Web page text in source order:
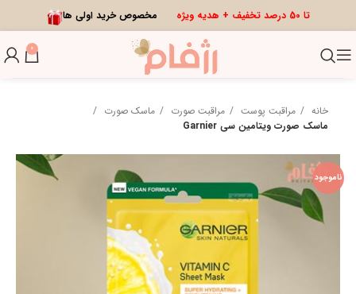
تا 50 درصد تخفیف + هدیه ویژه مخصوص خرید اولی ها
0
خانه مراقبت پوست مراقبت صورت
ماسک صورت
ماسک صورت ویتامین سی Garnier
ناموجود